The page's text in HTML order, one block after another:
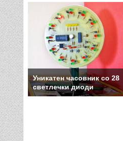
Уникатен часовник со 28
светлечки диоди